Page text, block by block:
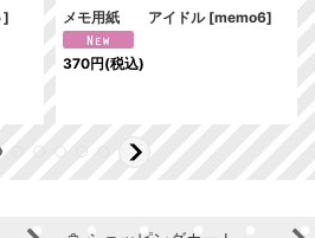
] メモ用紙 アイドル [memo6]
370円(税込)